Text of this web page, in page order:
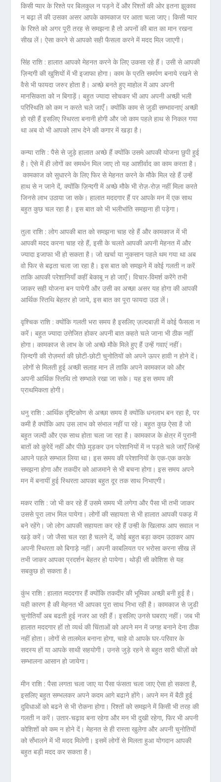
किसी प्यार के रिश्ते पर बिलकुल न पड़ने दें और रिश्तों की ओर इतना झुकाव
न बढ़ा लें की उसका असर आपके कामकाज पर आता चला जाए। किसी प्यार
के रिश्ते को अगर पूरी तरह से समझना है तो अपनों की बात का मान रखना
सीख लें। ऐसा करने से आपको सही फैसला करने में मदद मिल जाएगी।
सिंह राशि :हालात आपको मेहनत करने के लिए उकसा रहे हैं। उसी से आपकी
ज़िन्दगी की खुशियों में भी इजाफा होगा। काम के प्रति समर्पण बनाये रखने से
वैसे भी फायदा जरुर होता है। अच्छे बनते हुए माहोल में आप अपनी
मानसिकता को न बिगाड़ें। बहुत ज्यादा सोचकर भी आप अपनी अच्छी भली
परिस्थिति को कम न करते चले जाएँ। क्योंकि काम से जुडी सम्भावनाएं अच्छी
हो रही हैं इसलिए स्थिरता बनानी होगी और जो काम पहले हाथ से निकल गया
था अब वो भी आपको लाभ देने की कगार में खड़ा है।
कन्या राशि :पैसे से जुड़े हालात अच्छे हैं क्योंकि उसमे आपकी योजना छुपी हुई
है। ऐसे में ही लोगों का समर्थन मिल जाए तो यह आशीर्वाद का काम करता है।
कामकाज को सुधारने के लिए फिर से मेहनत करने के मौके मिल रहे हैं उन्हें
हाथ से न जाने दें, क्योंकि ज़िन्दगी में अच्छे मौके भी रोज़-रोज़ नहीं मिला करते
जिनसे लाभ उठाया जा सके। हालात मददगार हैं पर आपके मन में एक साथ
बहुत कुछ चल रहा है। इस बात को भी भलीभांति समझना ही पड़ेगा।
तुला राशि :लोग आपकी बात को समझना चाह रहे हैं और कामकाज में भी
आपकी मदद करना चाह रहे हैं, इसी के चलते आपकी अपनी मेहनत में और
ज्यादा इजाफा भी हो सकता है। जो खर्चा या नुकसान पहले थम गया था अब
वो फिर से बढ़ता चला जा रहा है। इस बात को समझने में कोई गलती न करें
ताकि आपकी परेशानियाँ कहीं बेकाबू न हो जाएँ। विचार-विमर्श करेंगे तभी
जाकर सही योजना बन पायेगी और उसी का अच्छा असर यह होगा की आपकी
आर्थिक स्तिथि बेहतर हो जाये, इस बात का पूरा फायदा उठा लें।
वृश्चिक राशि : क्योंकि गलती भरा समय है इसलिए ज़ल्दबाज़ी में कोई फैसला न
करें। बहुत ज्यादा उत्तेजित होकर अपनी बात कहते चले जाना भी ठीक नहीं
होगा। कामकाज से लाभ के जो अच्छे मौके मिले हुए हैं उन्हें गवाएं नहीं।
ज़िन्दगी की रोज़मर्रा की छोटी-छोटी चुनोतियों को अपने ऊपर हावी न होने दें।
लोगों से मिलती हुई अच्छी सलाह मान लें ताकि अपने कामकाज को और
अपनी आर्थिक स्तिथि तो सम्भाले रखा जा सके। यह इस समय की
प्राथमिकता होगी।
धनु राशि :आर्थिक दृष्टिकोण से अच्छा समय है क्योंकि धनलाभ बन रहा है, पर
कमी है क्योंकि आप उस लाभ को संभाल नहीं पा रहे। बहुत कुछ ऐसा है जो
बहुत जल्दी और एक साथ होता चला जा रहा है। कामकाज के क्षेत्र में पुरानी
बातों को कुरेदें नहीं और पीछे मुड़कर उन परेशानियों में न पड़ते चले जाएँ जिन्हें
आपने पहले सम्भाल लिया था। इस समय की परेशानियों के एक-एक करके
समझना होगा और तकदीर को आजमाने से भी बचना होगा। इस समय अपने
मन में बनायीं हुई स्थिरता आपका बहुत दूर तक साथ निभाएगी।
मकर राशि :जो भी कर रहे हैं उसमे समय भी लगेगा और पैसा भी तभी जाकर
उससे पूरा लाभ मिल पायेगा। लोगों की सहायता से भी हालात आपकी पकड़ में
बने रहेंगे। जो लोग आपकी सहायता कर रहे हैं उन्ही के खिलाफ आप सवाल न
खड़े करें। जो जैसा चल रहा है चलने दें, कोई बहुत बड़ा कदम उठाकर आप
अपनी स्थिरता को बिगाड़े नहीं। अपनी काबलियत पर भरोसा करना सीख लें
तभी जाकर आपका प्रदर्शन बेहतर हो पायेगा। थोड़ी सी कोशिश से यह
सबकुछ हो सकता है।
कुंभ राशि :हालात मददगार हैं क्योंकि तकदीर की भूमिका अच्छी बनी हुई है।
यही कारण है की मेहनत भी आपका पूरा साथ निभा रही है। कामकाज से जुडी
चुनोतियाँ अब बढती हुई नजर आ रही हैं। इसलिए उनसे घबराए नहीं। जब भी
हालात मददगार हों तो व्यर्थ की चिंताओं को अपने मन में जगह बनाने देना ठीक
नहीं होता। लोगों से तालमेल बनाना होगा, चाहे वो आपके घर-परिवार के
सदस्य हों या आपके साथी सहयोगी। उनसे जुड़े रहने से बहुत सारी चीज़ों को
सम्भालना आसान हो जायेगा।
मीन राशि : पैसा लगता चला जाए या पैसा फंसता चला जाए ऐसा हो सकता है,
इसलिए बहुत सम्भलकर अपने कदम आगे बढाने होंगे। अपने मन में बैठी हुई
दुविधाओं को बढने से भी रोकना होगा। रिश्तों को समझने में किसी भी तरह की
गलती न करें। उतार-चढ़ाव बना रहेगा और मन भी दुखी रहेगा, फिर भी अपनी
कोशिशों को कम न होने दें। मेहनत से ही रास्ता खुलेगा और अपनी चुनोतियों
को सँभालने में भी मदद मिलेगी। इसमें लोगों से मिलता हुआ योगदान आपकी
बहुत बड़ी मदद कर सकता है।